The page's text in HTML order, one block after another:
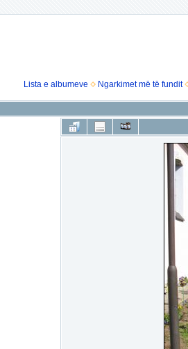
Lista e albumeve
Ngarkimet më të fundit